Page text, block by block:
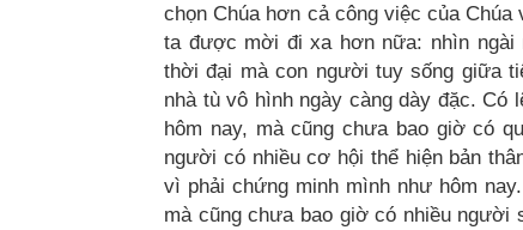
chọn Chúa hơn cả công việc của
ta được mời đi xa hơn nữa: nhìn ngài
thời đại mà con người tuy sống giữa
nhà tù vô hình ngày càng dày đặc.
hôm nay, mà cũng chưa bao giờ có
người có nhiều cơ hội thể hiện bản
vì phải chứng minh mình như hôm
mà cũng chưa bao giờ có nhiều người